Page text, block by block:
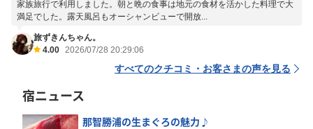
家族旅行で利用しました。朝と晩の食事は地元の食材を活かした料理で大
満足でした。露天風呂もオーシャンビューで開放...
旅ずきんちゃん。
4.00 2026/07/28 20:29:06
すべてのクチコミ・お客さまの声を見る
宿ニュース
那智勝浦の生まぐろの魅力♪